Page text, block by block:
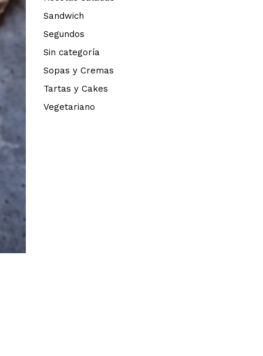
Sandwich
Segundos
Sin categoría
Sopas y Cremas
Tartas y Cakes
Vegetariano